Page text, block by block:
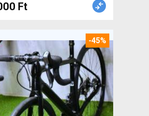
Ft
-45%